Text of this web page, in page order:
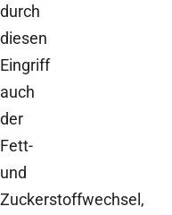
durch
diesen
Eingriff
auch
der
Fett-
und
Zuckerstoffwechsel,